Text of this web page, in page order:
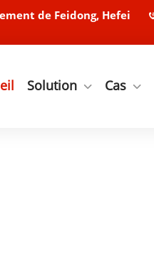
de Feidong, Hefei
Solution Cas